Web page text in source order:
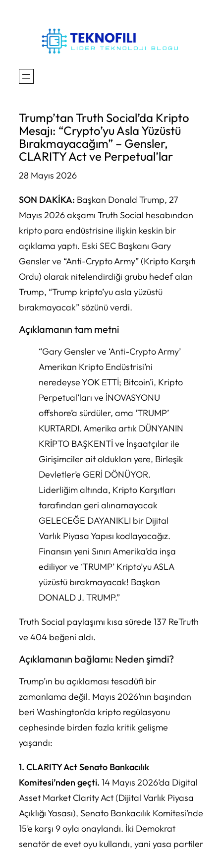
Trump’tan Truth Social’da Kripto
Mesajı: “Crypto’yu Asla Yüzüstü
Bırakmayacağım” – Gensler,
CLARITY Act ve Perpetual’lar
28 Mayıs 2026
SON DAKİKA: Başkan Donald Trump, 27
Mayıs 2026 akşamı Truth Social hesabından
kripto para endüstrisine ilişkin keskin bir
açıklama yaptı. Eski SEC Başkanı Gary
Gensler ve “Anti-Crypto Army” (Kripto Karşıtı
Ordu) olarak nitelendirdiği grubu hedef alan
Trump, “Trump kripto’yu asla yüzüstü
bırakmayacak” sözünü verdi.
Açıklamanın tam metni
“Gary Gensler ve ‘Anti-Crypto Army’
Amerikan Kripto Endüstrisi’ni
neredeyse YOK ETTİ; Bitcoin’i, Kripto
Perpetual’ları ve İNOVASYONU
offshore’a sürdüler, ama ‘TRUMP’
KURTARDI. Amerika artık DÜNYANIN
KRİPTO BAŞKENTİ ve İnşaatçılar ile
Girişimciler ait oldukları yere, Birleşik
Devletler’e GERİ DÖNÜYOR.
Liderliğim altında, Kripto Karşıtları
tarafından geri alınamayacak
GELECEĞE DAYANIKLI bir Dijital
Varlık Piyasa Yapısı kodlayacağız.
Finansın yeni Sınırı Amerika’da inşa
ediliyor ve ‘TRUMP’ Kripto’yu ASLA
yüzüstü bırakmayacak! Başkan
DONALD J. TRUMP.”
Truth Social paylaşımı kısa sürede 137 ReTruth
ve 404 beğeni aldı.
Açıklamanın bağlamı: Neden şimdi?
Trump’ın bu açıklaması tesadüfi bir
zamanlama değil. Mayıs 2026’nın başından
beri Washington’da kripto regülasyonu
cephesinde birden fazla kritik gelişme
yaşandı:
1. CLARITY Act Senato Bankacılık
Komitesi’nden geçti. 14 Mayıs 2026’da Digital
Asset Market Clarity Act (Dijital Varlık Piyasa
Açıklığı Yasası), Senato Bankacılık Komitesi’nde
15’e karşı 9 oyla onaylandı. İki Demokrat
senatör de evet oyu kullandı, yani yasa partiler